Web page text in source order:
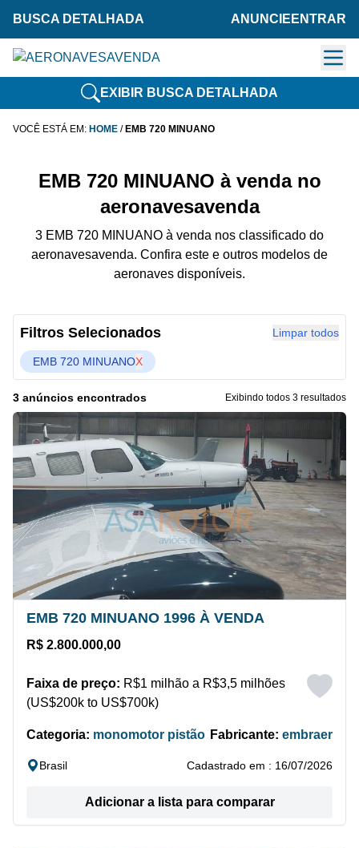
BUSCA DETALHADA ANUNCIE ENTRAR
EXIBIR BUSCA DETALHADA
VOCÊ ESTÁ EM: HOME / EMB 720 MINUANO
EMB 720 MINUANO à venda no
aeronavesavenda
3 EMB 720 MINUANO à venda nos classificado do
aeronavesavenda. Confira este e outros modelos de
aeronaves disponíveis.
Filtros Selecionados Limpar todos
EMB 720 MINUANOX
3 anúncios encontrados Exibindo todos 3 resultados
EMB 720 MINUANO 1996 À VENDA
R$ 2.800.000,00
Faixa de preço: R$1 milhão a R$3,5 milhões
(US$200k to US$700k)
Categoria: monomotor pistão Fabricante: embraer
Brasil Cadastrado em : 16/07/2026
Adicionar a lista para comparar